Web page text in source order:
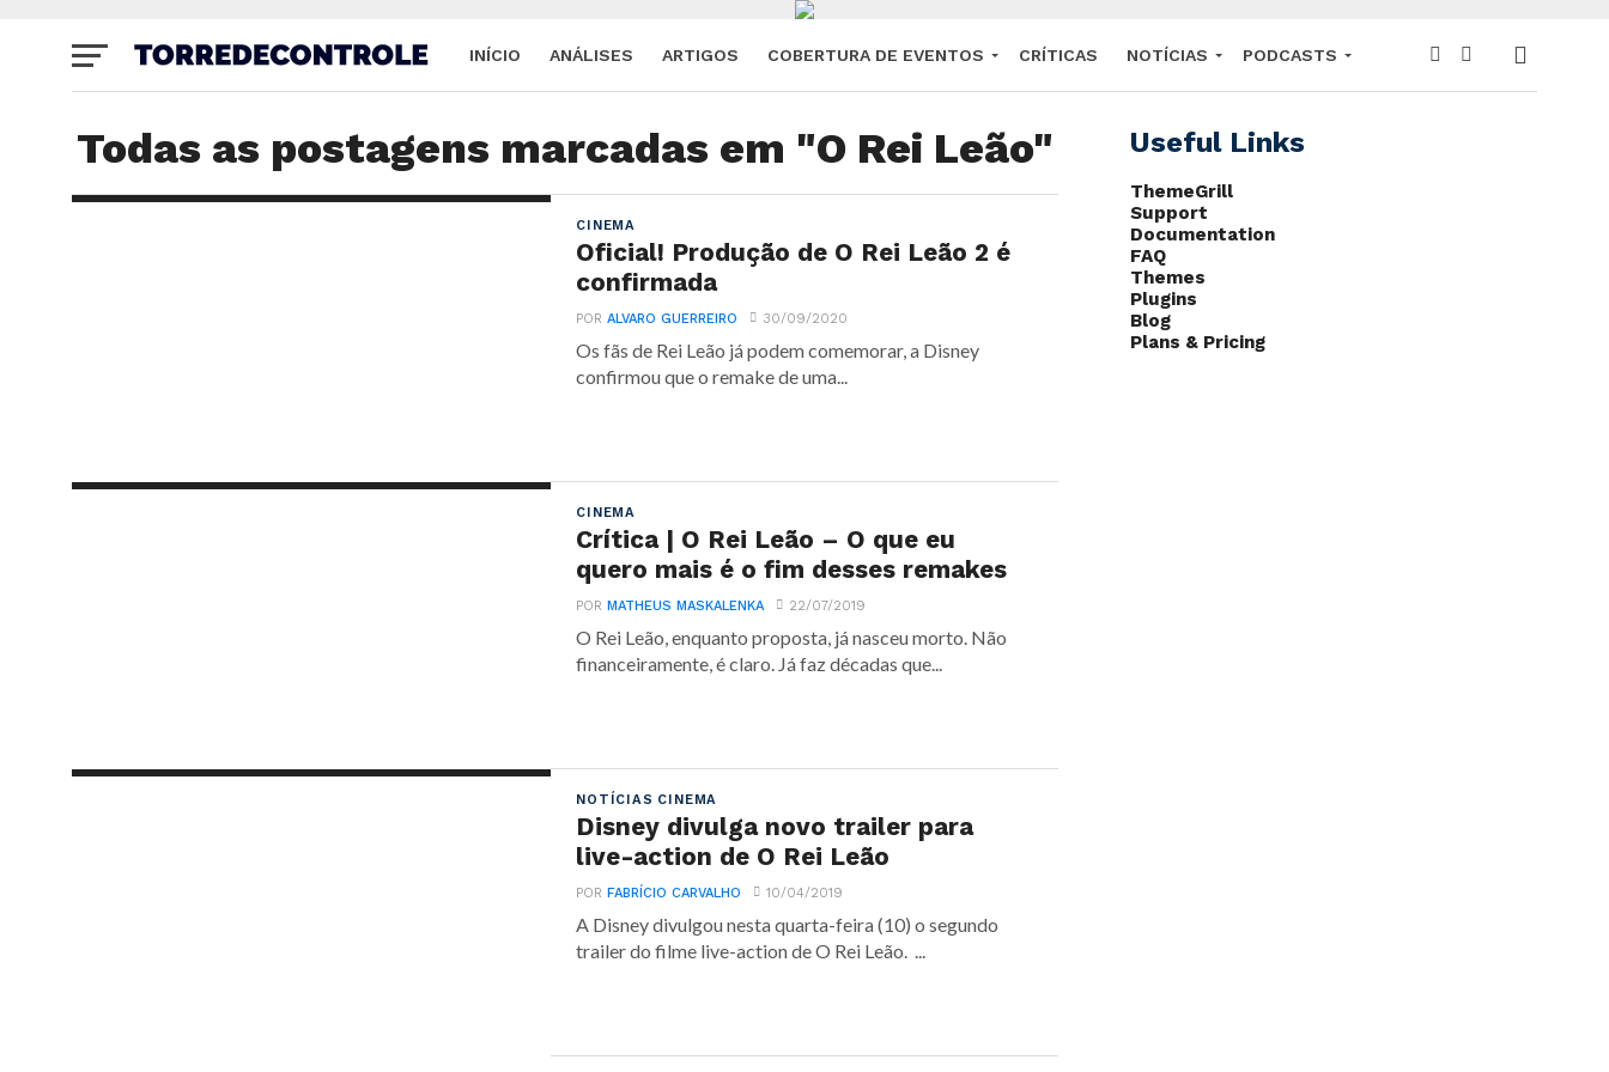
INÍCIO ANÁLISES ARTIGOS COBERTURA DE EVENTOS CRÍTICAS NOTÍCIAS PODCASTS
Todas as postagens marcadas em "O Rei Leão"
CINEMA
Oficial! Produção de O Rei Leão 2 é
confirmada
PORALVARO GUERREIRO 30/09/2020
Os fãs de Rei Leão já podem comemorar, a Disney
confirmou que o remake de uma...
CINEMA
Crítica | O Rei Leão – O que eu
quero mais é o fim desses remakes
PORMATHEUS MASKALENKA 22/07/2019
O Rei Leão, enquanto proposta, já nasceu morto. Não
financeiramente, é claro. Já faz décadas que...
NOTÍCIAS CINEMA
Disney divulga novo trailer para
live-action de O Rei Leão
PORFABRÍCIO CARVALHO 10/04/2019
A Disney divulgou nesta quarta-feira (10) o segundo
trailer do filme live-action de O Rei Leão. ...
Useful Links
ThemeGrill
Support
Documentation
FAQ
Themes
Plugins
Blog
Plans & Pricing